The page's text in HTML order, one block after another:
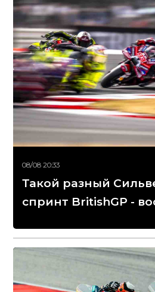
08/08 20:33
Такой разный
спринт BritishGP -